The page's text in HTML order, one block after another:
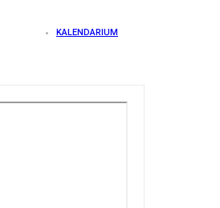
KALENDARIUM